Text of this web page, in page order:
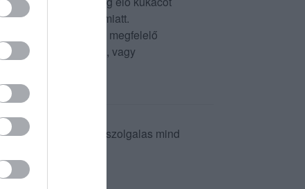
a különlegessége miatt.
befejezte-e, pedig megfelelő
ezen jelzéseket, vagy
uberelte. Mind a kiszolgalas mind